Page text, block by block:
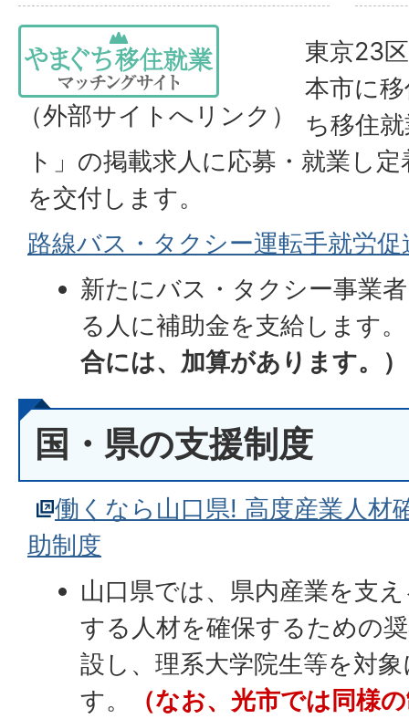
（外部サイトへリンク）
東京23
本市に
ち移住
ト」の掲載求人に応募・就業し
を交付します。
路線バス・タクシー運転手就労
新たにバス・タクシー事業
る人に補助金を支給します。
合には、加算があります。）
国・県の支援制度
働くなら山口県! 高度産業人材
助制度
山口県では、県内産業を支
する人材を確保するための
設し、理系大学院生等を対
す。
（なお、光市では同様